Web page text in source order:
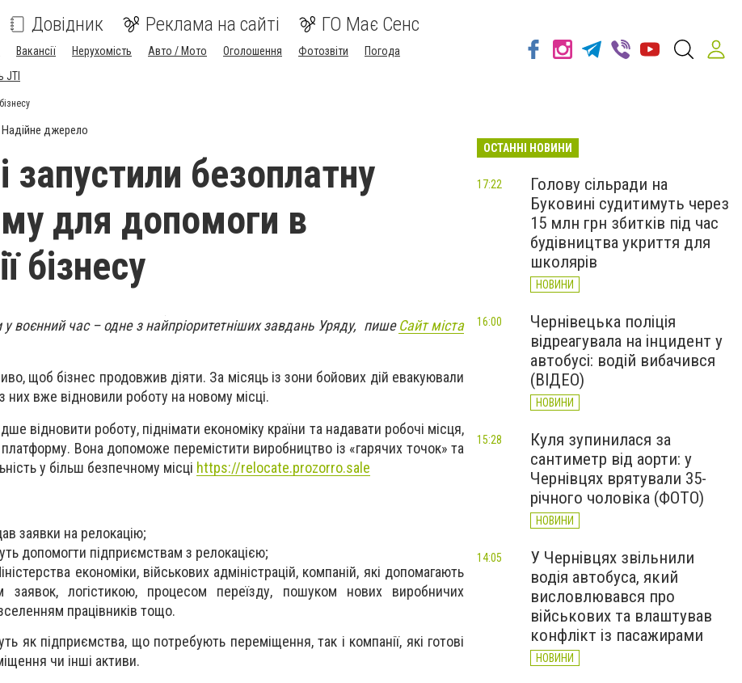
Довідник Реклама на сайті ГО Має Сенс
Вакансії Нерухомість Авто / Мото Оголошення Фотозвіти
Погода
JTI
Надійне джерело
запустили безоплатну
для допомоги в
бізнесу
у воєнний час – одне з найпріоритетніших завдань Уряду, пишеСайт міста
щоб бізнес продовжив діяти. За місяць із зони бойових дій евакуювали
них вже відновили роботу на новому місці.
відновити роботу, піднімати економіку країни та надавати робочі місця,
Вона допоможе перемістити виробництво із «гарячих точок» та
у більш безпечному місці https://relocate.prozorro.sale
заявки на релокацію;
допомогти підприємствам з релокацією;
економіки, військових адміністрацій, компаній, які допомагають
заявок, логістикою, процесом переїзду, пошуком нових виробничих
працівників тощо.
як підприємства, що потребують переміщення, так і компанії, які готові
чи інші активи.
ОСТАННІ НОВИНИ
Голову сільради на
Буковині судитимуть через
15 млн грн збитків під час
будівництва укриття для
школярів
НОВИНИ
17:22
Чернівецька поліція
відреагувала на інцидент у
автобусі: водій вибачився
(ВІДЕО)
НОВИНИ
16:00
Куля зупинилася за
сантиметр від аорти: у
Чернівцях врятували 35-
річного чоловіка (ФОТО)
НОВИНИ
15:28
У Чернівцях звільнили
водія автобуса, який
висловлювався про
військових та влаштував
конфлікт із пасажирами
НОВИНИ
14:05